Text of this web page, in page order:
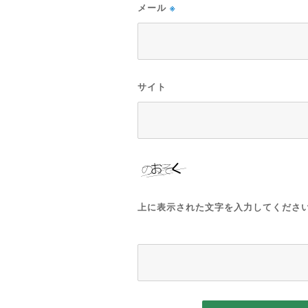
メール ※
サイト
上に表示された文字を入力してくださ